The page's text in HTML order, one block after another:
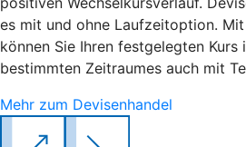
es mit und ohne Laufzeitoption.
können Sie Ihren festgelegten Kurs
bestimmten Zeitraumes auch mit
Mehr zum Devisenhandel